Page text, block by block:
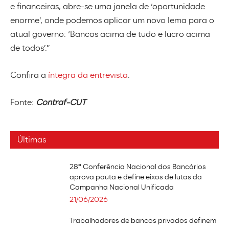
e financeiras, abre-se uma janela de ‘oportunidade
enorme’, onde podemos aplicar um novo lema para o
atual governo: ‘Bancos acima de tudo e lucro acima
de todos’.”
Confira a íntegra da entrevista
Fonte: Contraf-CUT
Últimas
28ª Conferência Nacional dos Bancários
aprova pauta e define eixos de lutas da
Campanha Nacional Unificada
21/06/2026
Trabalhadores de bancos privados definem